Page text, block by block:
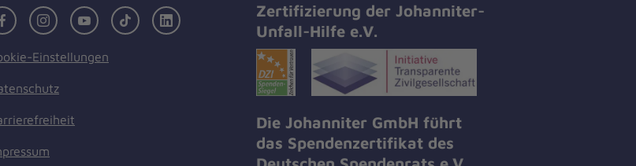
FacebookInstagramYoutubeTikTok LinkedIn
Einstellungen
Zertifizierung der Johanniter-
Unfall-Hilfe e.V.
Die Johanniter GmbH führt
das Spendenzertifikat des